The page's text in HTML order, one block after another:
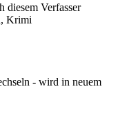
diesem Verfasser
Krimi
- wird in neuem